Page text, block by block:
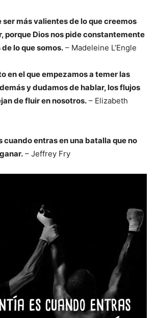
ser más valientes de lo que creemos
porque Dios nos pide constantemente
lo que somos. – Madeleine L’Engle
en el que empezamos a temer las
y dudamos de hablar, los flujos
de fluir en nosotros. – Elizabeth
cuando entras en una batalla que no
– Jeffrey Fry